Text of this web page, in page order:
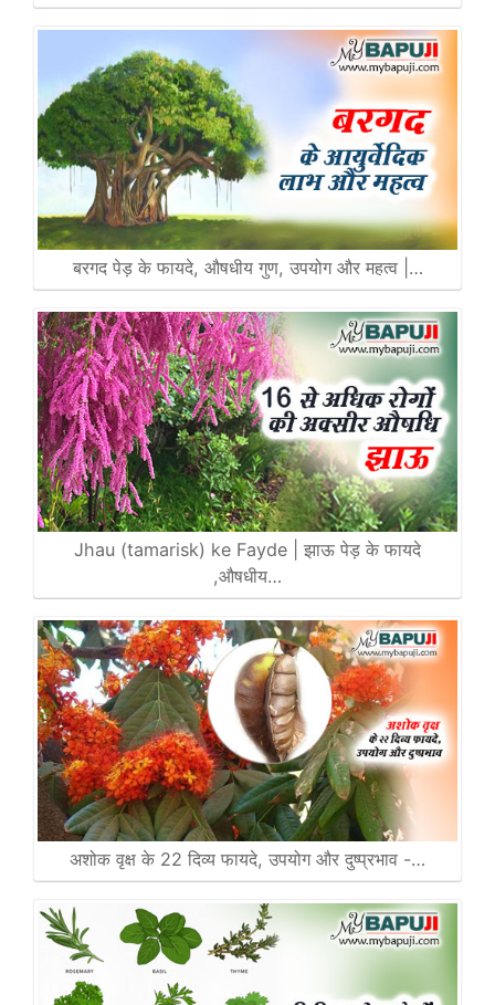
बरगद पेड़ के फायदे, औषधीय गुण, उपयोग और महत्व |…
Jhau (tamarisk) ke Fayde | झाऊ पेड़ के फायदे
,औषधीय…
अशोक वृक्ष के 22 दिव्य फायदे, उपयोग और दुष्प्रभाव -…